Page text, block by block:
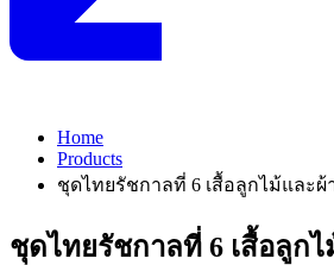
Home
Products
ชุดไทยรัชกาลที่ 6 เสื้อลูกไม้และผ้
ชุดไทยรัชกาลที่ 6 เสื้อลูก